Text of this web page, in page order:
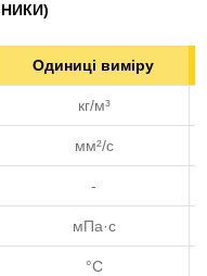
Одиниці виміру
кг/м³
мм²/с
-
мПа·с
°C